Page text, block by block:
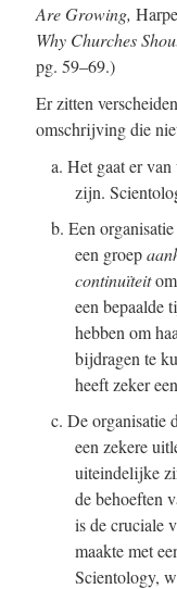
Are Growing,
Why Churches
pg. 59–69.)
Er zitten
omschrijving die
a. Het gaat er
zijn.
b. Een
een groep
continuïteitom
een bepaalde
hebben om
bijdragen te
heeft zeker
c. De organisatie
een zekere
uiteindelijke
de behoeften
is de cruciale
maakte met
Scientology,